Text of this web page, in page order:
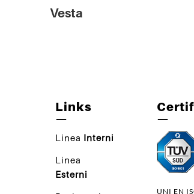
Vesta
Links
—
Linea Interni
Linea
Esterni
—
UNI EN